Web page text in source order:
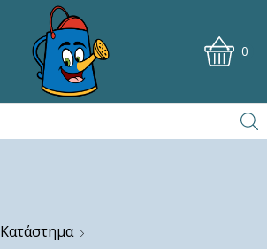
0
Κατάστημα